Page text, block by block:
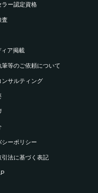
ラー認定資格
査
ィア掲載
筆等のご依頼について
ンサルティング
シーポリシー
引法に基づく表記